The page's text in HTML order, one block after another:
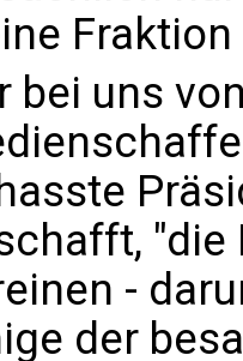
bei uns
"die
-
der